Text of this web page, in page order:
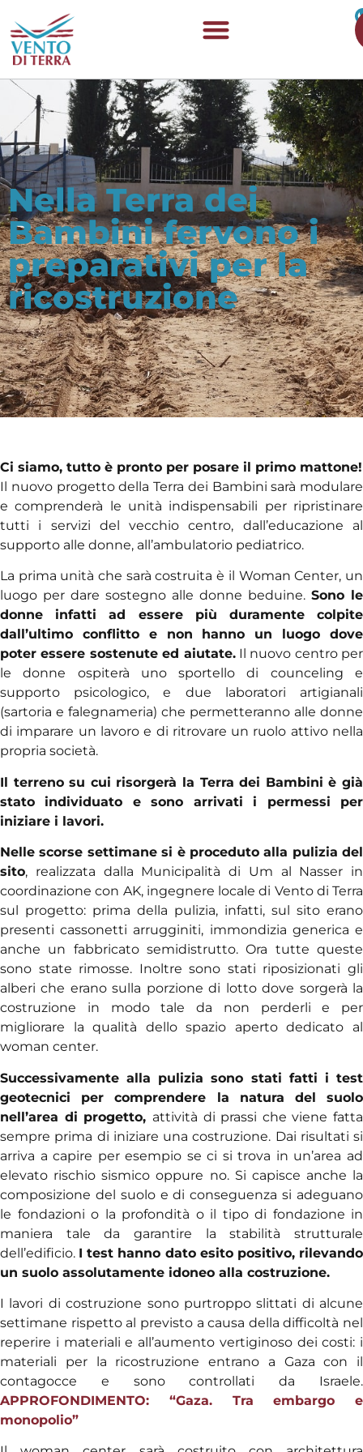
Nella Terra dei
Bambini fervono i
preparativi per la
ricostruzione
Ci siamo, tutto è pronto per posare il primo mattone!
Il nuovo progetto della Terra dei Bambini sarà modulare
e comprenderà le unità indispensabili per ripristinare
tutti i servizi del vecchio centro, dall’educazione al
supporto alle donne, all’ambulatorio pediatrico.
La prima unità che sarà costruita è il Woman Center, un
luogo per dare sostegno alle donne beduine. Sono le
donne infatti ad essere più duramente colpite
dall’ultimo conflitto e non hanno un luogo dove
poter essere sostenute ed aiutate.Il nuovo centro per
le donne ospiterà uno sportello di counceling e
supporto psicologico, e due laboratori artigianali
(sartoria e falegnameria) che permetteranno alle donne
di imparare un lavoro e di ritrovare un ruolo attivo nella
propria società.
Il terreno su cui risorgerà la Terra dei Bambini è già
stato individuato e sono arrivati i permessi per
iniziare i lavori.
Nelle scorse settimane si è proceduto alla pulizia del
sito, realizzata dalla Municipalità di Um al Nasser in
coordinazione con AK, ingegnere locale di Vento di Terra
sul progetto: prima della pulizia, infatti, sul sito erano
presenti cassonetti arrugginiti, immondizia generica e
anche un fabbricato semidistrutto. Ora tutte queste
sono state rimosse. Inoltre sono stati riposizionati gli
alberi che erano sulla porzione di lotto dove sorgerà la
costruzione in modo tale da non perderli e per
migliorare la qualità dello spazio aperto dedicato al
woman center.
Successivamente alla pulizia sono stati fatti i test
geotecnici per comprendere la natura del suolo
nell’area di progetto, attività di prassi che viene fatta
sempre prima di iniziare una costruzione. Dai risultati si
arriva a capire per esempio se ci si trova in un’area ad
elevato rischio sismico oppure no. Si capisce anche la
composizione del suolo e di conseguenza si adeguano
le fondazioni o la profondità o il tipo di fondazione in
maniera tale da garantire la stabilità strutturale
dell’edificio. I test hanno dato esito positivo, rilevando
un suolo assolutamente idoneo alla costruzione.
I lavori di costruzione sono purtroppo slittati di alcune
settimane rispetto al previsto a causa della difficoltà nel
reperire i materiali e all’aumento vertiginoso dei costi: i
materiali per la ricostruzione entrano a Gaza con il
contagocce e sono controllati da Israele.
APPROFONDIMENTO: “Gaza. Tra embargo e
monopolio”